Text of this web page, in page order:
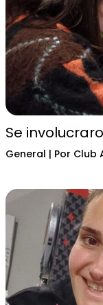
Se
General | Por Club